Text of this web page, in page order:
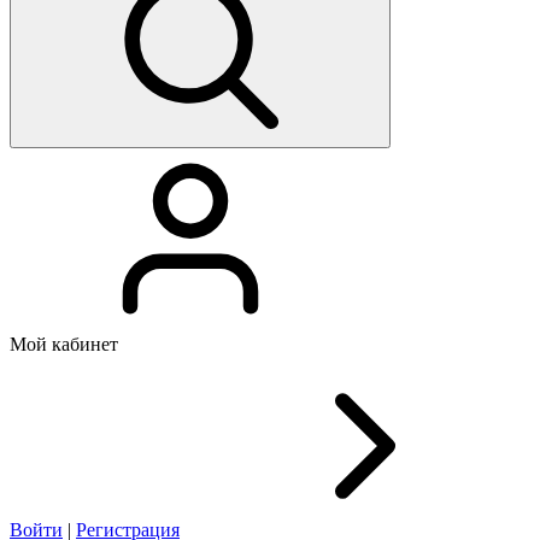
Мой кабинет
Войти | Регистрация